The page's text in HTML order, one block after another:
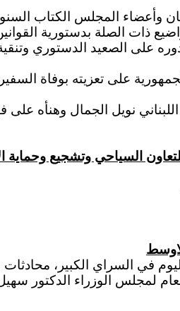
المجلس الكتاب
ذات الصلة بدستورية
على الصعيد الدستوري
على تعزيته بوفاة
في مجال آخر، استقبل الرئيس سليمان بطل أوروبا في
السياحي وتشجيع وحماية
ظهر اليوم في السراي
لمجلس الوزراء الدكتور